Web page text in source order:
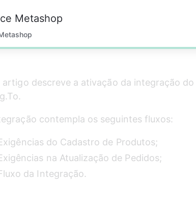
Metashop
artigo descreve a ativação da integração
contempla os seguintes fluxos:
do Cadastro de Produtos;
na Atualização de Pedidos;
da Integração.